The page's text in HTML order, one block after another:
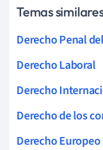
Temas
Derecho Penal
Derecho Laboral
Derecho
Derecho de los
Derecho Europeo